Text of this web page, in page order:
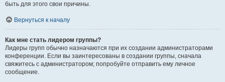
быть для этого свои причины.
Вернуться к началу
Как мне стать лидером группы?
Лидеры групп обычно назначаются при их создании администраторами
конференции. Если вы заинтересованы в создании группы, сначала
свяжитесь с администратором; попробуйте отправить ему личное
сообщение.